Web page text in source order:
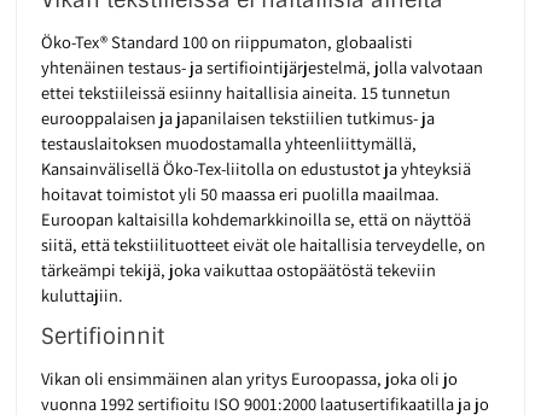
Öko-Tex® Standard 100 on riippumaton, globaalisti
yhtenäinen testaus- ja sertifiointijärjestelmä, jolla valvotaan
ettei tekstiileissä esiinny haitallisia aineita. 15 tunnetun
eurooppalaisen ja japanilaisen tekstiilien tutkimus- ja
testauslaitoksen muodostamalla yhteenliittymällä,
Kansainvälisellä Öko-Tex-liitolla on edustustot ja yhteyksiä
hoitavat toimistot yli 50 maassa eri puolilla maailmaa.
Euroopan kaltaisilla kohdemarkkinoilla se, että on näyttöä
siitä, että tekstiilituotteet eivät ole haitallisia terveydelle, on
tärkeämpi tekijä, joka vaikuttaa ostopäätöstä tekeviin
kuluttajiin.
Sertifioinnit
Vikan oli ensimmäinen alan yritys Euroopassa, joka oli jo
vuonna 1992 sertifioitu ISO 9001:2000 laatusertifikaatilla ja jo